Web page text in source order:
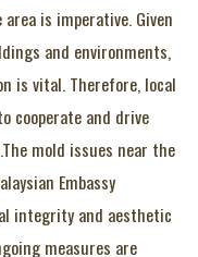
is imperative. Given
and environments,
is vital. Therefore, local
cooperate and drive
mold issues near the
Embassy
integrity and aesthetic
measures are